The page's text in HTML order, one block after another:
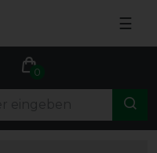
☰
0